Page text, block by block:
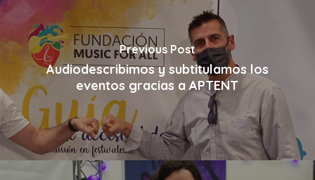
Previous Post
Audiodescribimos y subtitulamos los
eventos gracias a APTENT